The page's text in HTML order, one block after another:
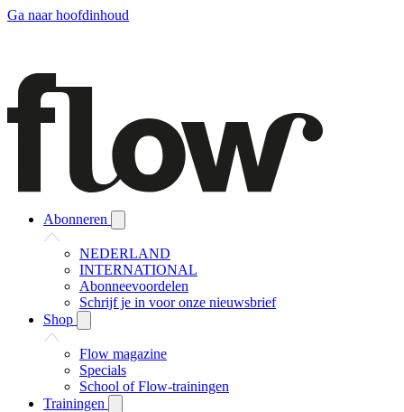
Ga naar hoofdinhoud
Abonneren
NEDERLAND
INTERNATIONAL
Abonneevoordelen
Schrijf je in voor onze nieuwsbrief
Shop
Flow magazine
Specials
School of Flow-trainingen
Trainingen